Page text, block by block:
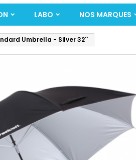
LABO NOS MARQUES
Umbrella - Silver 32''